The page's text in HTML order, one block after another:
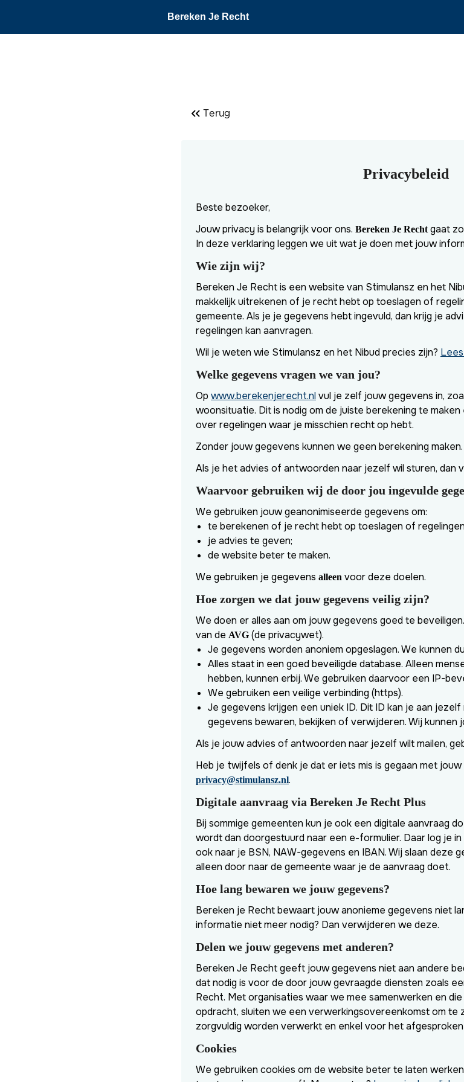
Bereken Je Recht
Terug
Privacybeleid
Beste bezoeker,
Jouw privacy is belangrijk voor ons. Bereken Je Rechtgaat
In deze verklaring leggen we uit wat je doen met jouw
Wie zijn wij?
Bereken Je Recht is een website van Stimulansz en het
makkelijk uitrekenen of je recht hebt op toeslagen of
gemeente. Als je je gegevens hebt ingevuld, dan krijg je
regelingen kan aanvragen.
Wil je weten wie Stimulansz en het Nibud precies zijn?
Welke gegevens vragen we van jou?
Op www.berekenjerecht.nl vul je zelf jouw gegevens in,
woonsituatie. Dit is nodig om de juiste berekening te
over regelingen waar je misschien recht op hebt.
Zonder jouw gegevens kunnen we geen berekening maken.
Als je het advies of antwoorden naar jezelf wil sturen, dan
Waarvoor gebruiken wij de door jou ingevulde
We gebruiken jouw geanonimiseerde gegevens om:
te berekenen of je recht hebt op toeslagen of
je advies te geven;
de website beter te maken.
We gebruiken je gegevens alleen voor deze doelen.
Hoe zorgen we dat jouw gegevens veilig zijn?
We doen er alles aan om jouw gegevens goed te
van de AVG (de privacywet).
Je gegevens worden anoniem opgeslagen. We kunnen
Alles staat in een goed beveiligde database. Alleen
hebben, kunnen erbij. We gebruiken daarvoor een IP-
We gebruiken een veilige verbinding (https).
Je gegevens krijgen een uniek ID. Dit ID kan je aan
gegevens bewaren, bekijken of verwijderen. Wij kunnen
Als je jouw advies of antwoorden naar jezelf wilt mailen,
Heb je twijfels of denk je dat er iets mis is gegaan met
privacy@stimulansz.nl.
Digitale aanvraag via Bereken Je Recht Plus
Bij sommige gemeenten kun je ook een digitale aanvraag
wordt dan doorgestuurd naar een e-formulier. Daar log je
ook naar je BSN, NAW-gegevens en IBAN. Wij slaan deze
alleen door naar de gemeente waar je de aanvraag doet.
Hoe lang bewaren we jouw gegevens?
Bereken je Recht bewaart jouw anonieme gegevens niet
informatie niet meer nodig? Dan verwijderen we deze.
Delen we jouw gegevens met anderen?
Bereken Je Recht geeft jouw gegevens niet aan andere
dat nodig is voor de door jouw gevraagde diensten zoals
Recht. Met organisaties waar we mee samenwerken en
opdracht, sluiten we een verwerkingsovereenkomst om te
zorgvuldig worden verwerkt en enkel voor het afgesproken
Cookies
We gebruiken cookies om de website beter te laten